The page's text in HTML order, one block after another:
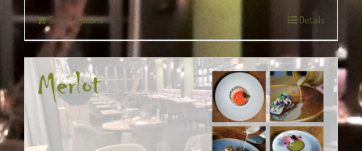
Select Options Details